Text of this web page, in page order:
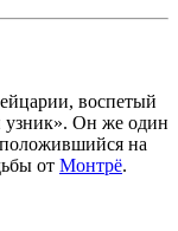
воспетый
узник». Он же один
на
от Монтрё.